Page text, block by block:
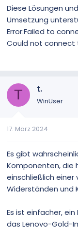
Diese Lösungen
Umsetzung
Error:Failed to
Could not connect
T t.
WinUser
17. März 2024
Es gibt
Komponenten, die
einschließlich
Widerständen und
Es ist einfacher,
das Lenovo-Gold-